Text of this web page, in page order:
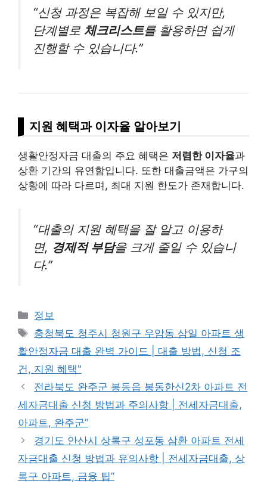
“신청 과정은 복잡해 보일 수 있지만,
단계별로 체크리스트를 활용하면 쉽게
진행할 수 있습니다.”
지원 혜택과 이자율 알아보기
생활안정자금 대출의 주요 혜택은 저렴한 이자율과
상환 기간의 유연함입니다. 또한 대출금액은 가구의
상황에 따라 다르며, 최대 지원 한도가 존재합니다.
“대출의 지원 혜택을 잘 알고 이용하
면, 경제적 부담을 크게 줄일 수 있습니
다.”
Categories
정보
Tags
충청북도 청주시 청원구 우암동 삼일 아파트 생
활안정자금 대출 완벽 가이드 | 대출 방법, 신청 조
건, 지원 혜택"
전라북도 완주군 봉동읍 봉동한신2차 아파트 전
세자금대출 신청 방법과 주의사항 | 전세자금대출,
아파트, 완주군”
경기도 안산시 상록구 성포동 삼환 아파트 전세
자금대출 신청 방법과 유의사항 | 전세자금대출, 상
록구 아파트, 금융 팁”